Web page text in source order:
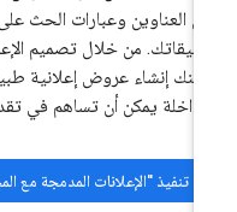
العناوين وعبارات الحث على
من خلال تصميم الإعلان
إنشاء عروض إعلانية
يمكن أن تساهم في تقديم
تنفيذ "الإعلانات المدمجة مع